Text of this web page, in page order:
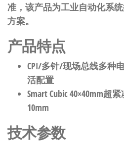
准，该产品为工业自动化系
方案。
产品特点
CPI/多针/现场总线多种
活配置
Smart Cubic 40×40mm超
10mm
技术参数